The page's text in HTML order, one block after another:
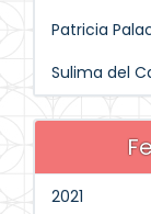
Patricia
Sulima del
2021